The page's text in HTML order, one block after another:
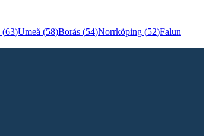
(63)Umeå (58)Borås (54)Norrköping (52)Falun